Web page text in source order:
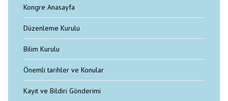
Kongre Anasayfa
Düzenleme Kurulu
Bilim Kurulu
Önemli tarihler ve Konular
Kayıt ve Bildiri Gönderimi